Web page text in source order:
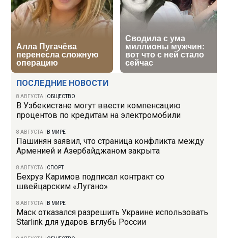
ПОСЛЕДНИЕ НОВОСТИ
8 АВГУСТА ОБЩЕСТВО
В Узбекистане могут ввести компенсацию
процентов по кредитам на электромобили
8 АВГУСТА В МИРЕ
Пашинян заявил, что страница конфликта между
Арменией и Азербайджаном закрыта
8 АВГУСТА СПОРТ
Бехруз Каримов подписал контракт со
швейцарским «Лугано»
8 АВГУСТА В МИРЕ
Маск отказался разрешить Украине использовать
Starlink для ударов вглубь России